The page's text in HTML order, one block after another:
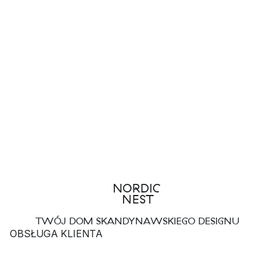
TWÓJ DOM SKANDYNAWSKIEGO DESIGNU
OBSŁUGA KLIENTA